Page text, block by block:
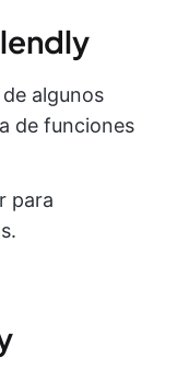
algunos
de funciones
para